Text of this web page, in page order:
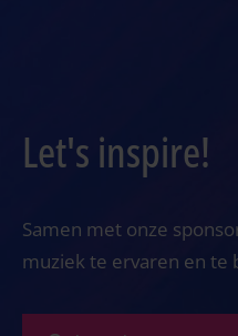
Let's inspire!
Samen met onze
muziek te ervaren en te